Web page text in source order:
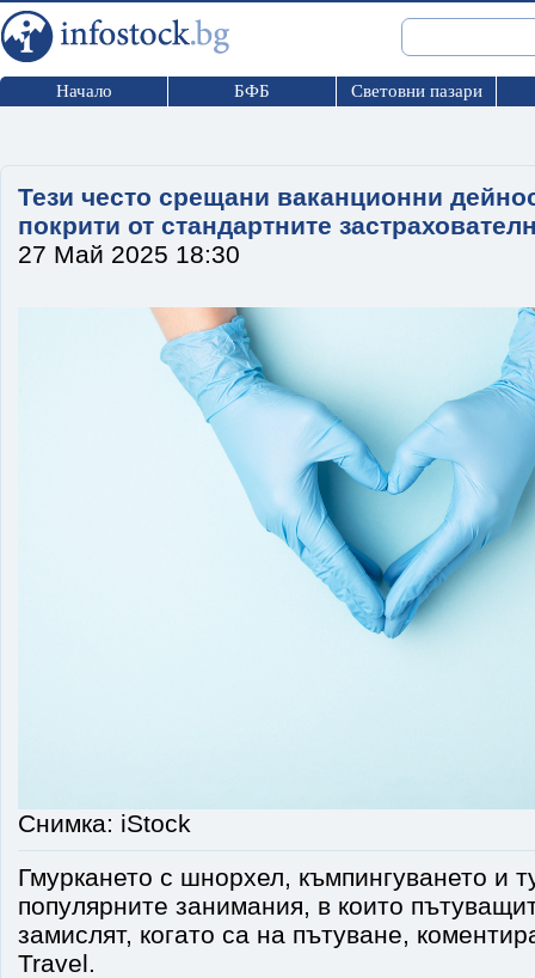
Начало БФБ Световни пазари
Тези често срещани ваканционни
покрити от стандартните
27 Май 2025 18:30
Снимка: iStock
Гмуркането с шнорхел, къмпингуването и
популярните занимания, в които
замислят, когато са на пътуване,
Travel.